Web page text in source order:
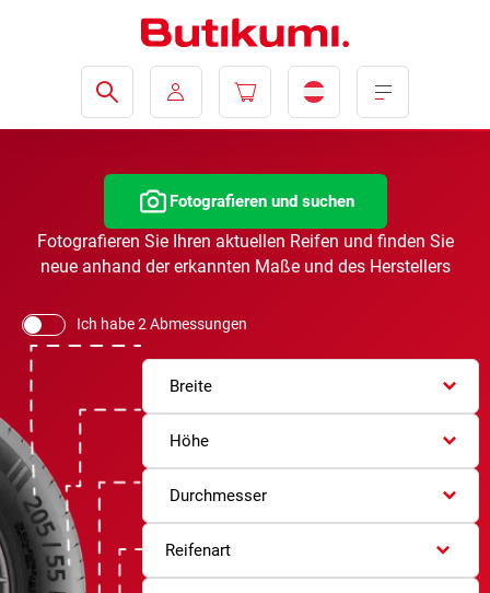
Fotografieren und suchen
Fotografieren Sie Ihren aktuellen Reifen und finden Sie
neue anhand der erkannten Maße und des Herstellers
Ich habe 2 Abmessungen
Breite
Höhe
Durchmesser
Reifenart